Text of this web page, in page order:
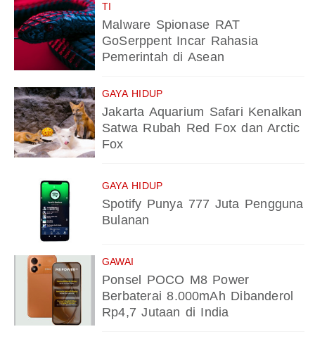
TI
Malware Spionase RAT
GoSerppent Incar Rahasia
Pemerintah di Asean
GAYA HIDUP
Jakarta Aquarium Safari Kenalkan
Satwa Rubah Red Fox dan Arctic
Fox
GAYA HIDUP
Spotify Punya 777 Juta Pengguna
Bulanan
GAWAI
Ponsel POCO M8 Power
Berbaterai 8.000mAh Dibanderol
Rp4,7 Jutaan di India